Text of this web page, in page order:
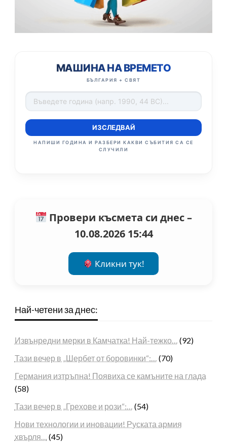
МАШИНА НА ВРЕМЕТО
БЪЛГАРИЯ + СВЯТ
ИЗСЛЕДВАЙ
НАПИШИ ГОДИНА И РАЗБЕРИ КАКВИ СЪБИТИЯ СА СЕ
СЛУЧИЛИ
Провери късмета си днес –
10.08.2026 15:44
Кликни тук!
Най-четени за днес:
Извънредни мерки в Камчатка! Най-тежко… (92)
Тази вечер в „Шербет от боровинки“:… (70)
Германия изтръпна! Появиха се камъните на глада
(58)
Тази вечер в „Грехове и рози“:… (54)
Нови технологии и иновации! Руската армия
хвърля… (45)